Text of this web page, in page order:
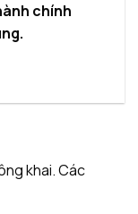
chính
khai.Các